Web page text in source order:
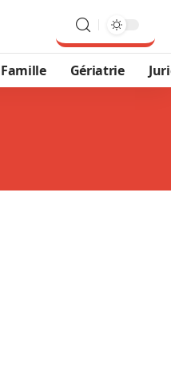
Famille Gériatrie